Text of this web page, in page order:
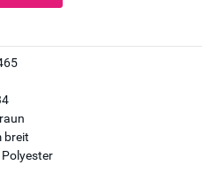
breit
Polyester